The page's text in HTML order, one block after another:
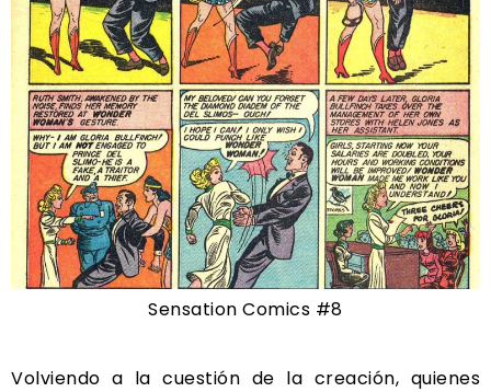
Sensation Comics #8
Volviendo a la cuestión de la creación, quienes